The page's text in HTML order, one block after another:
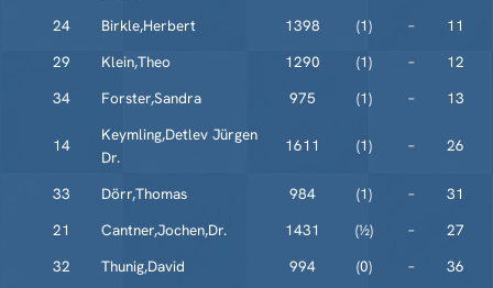
24 Birkle,Herbert 1398 (1) –
11
29
Klein,Theo 1290 (1) –
12
34
Forster,Sandra 975 (1) – 13
14
Keymling,Detlev Jürgen
Dr.
1611 (1) – 26
33 Dörr,Thomas 984 (1) –
31
21
Cantner,Jochen,Dr. 1431 (½) –
27
32
Thunig,David 994 (0) – 36